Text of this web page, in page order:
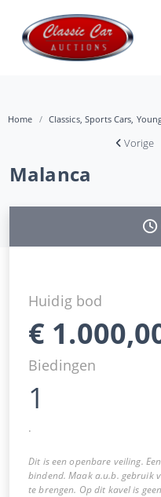
Home Classics, Sports Cars,
Vorige
Malanca
Huidig bod
€
Biedingen
1
.
Dit is een openbare veiling.
bindend. Maak a.u.b. gebruik
te brengen. Op dit kavel is